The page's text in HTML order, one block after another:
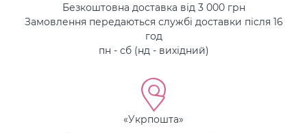
Безкоштовна доставка від 3 000 грн
Замовлення передаються службі доставки після 16
год
пн - сб (нд - вихідний)
«Укрпошта»